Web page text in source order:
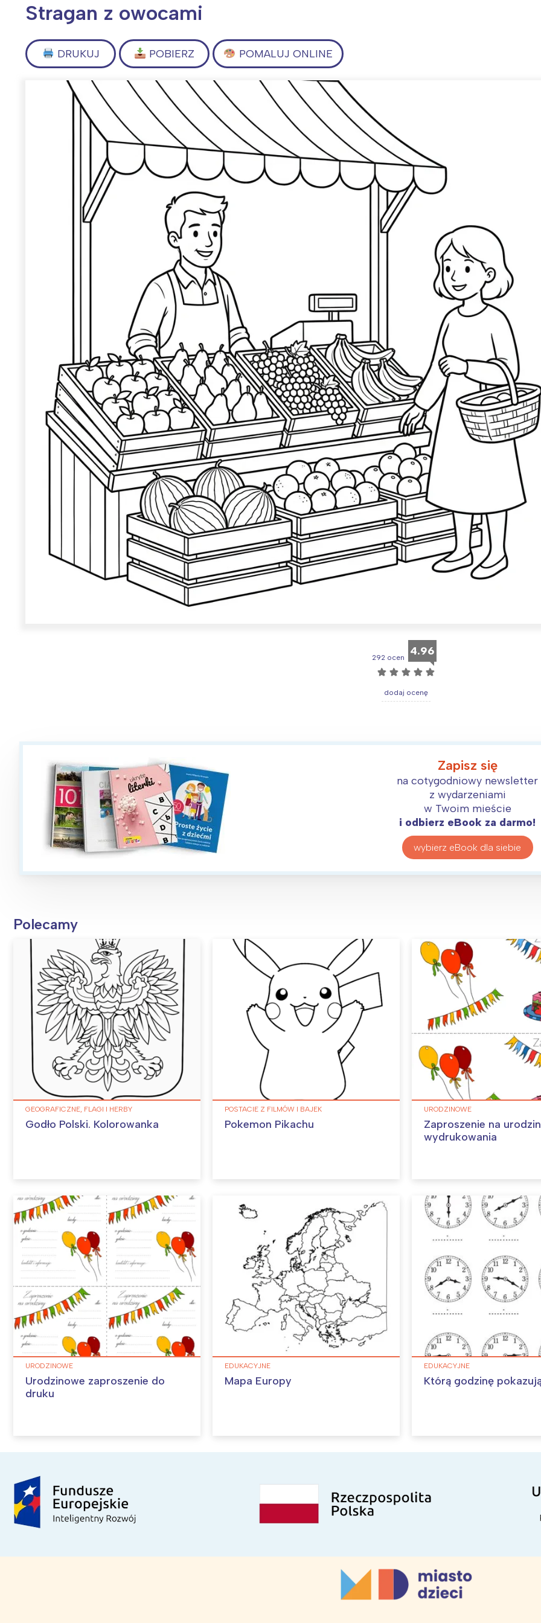
Stragan z owocami
DRUKUJ POBIERZ POMALUJ ONLINE
292 ocen 4.96
☆ ☆ ☆ ☆ ☆
dodaj ocenę
Zapisz się
na cotygodniowy newsletter
z wydarzeniami
w Twoim mieście
i odbierz eBook za darmo!
wybierz eBook dla siebie
Polecamy
GEOGRAFICZNE, FLAGI I HERBY
Godło Polski. Kolorowanka
POSTACIE Z FILMÓW I BAJEK
Pokemon Pikachu
URODZINOWE
Zaproszenie na
wydrukowania
URODZINOWE
Urodzinowe zaproszenie do
druku
EDUKACYJNE
Mapa Europy
EDUKACYJNE
Którą godzinę
Śląsk
Południe